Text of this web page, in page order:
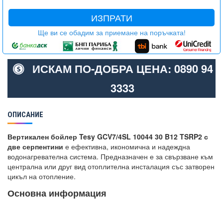
ИЗПРАТИ
Ще ви се обадим за приемане на поръчката!
ИСКАМ ПО-ДОБРА ЦЕНА: 0890 94
3333
ОПИСАНИЕ
Вертикален бойлер Tesy GCV7/4SL 10044 30 B12 TSRP2 с
две серпентини е ефективна, икономична и надеждна
водонагревателна система. Предназначен е за свързване към
централна или друг вид отоплителна инсталация със затворен
цикъл на отопление.
Основна информация